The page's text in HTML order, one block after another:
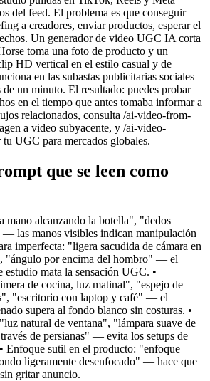
del feed. El problema es que conseguir
a creadores, enviar productos, esperar el
Un generador de video UGC IA corta
toma una foto de producto y un
HD vertical en el estilo casual y de
en las subastas publicitarias sociales
un minuto. El resultado: puedes probar
en el tiempo que antes tomaba informar a
relacionados, consulta /ai-video-from-
a video subyacente, y /ai-video-
UGC para mercados globales.
que se leen como
mano alcanzando la botella", "dedos
— las manos visibles indican manipulación
imperfecta: "ligera sacudida de cámara en
"ángulo por encima del hombro" — el
mata la sensación UGC. •
de cocina, luz matinal", "espejo de
"escritorio con laptop y café" — el
supera al fondo blanco sin costuras. •
natural de ventana", "lámpara suave de
de persianas" — evita los setups de
Enfoque sutil en el producto: "enfoque
ligeramente desenfocado" — hace que
gritar anuncio.